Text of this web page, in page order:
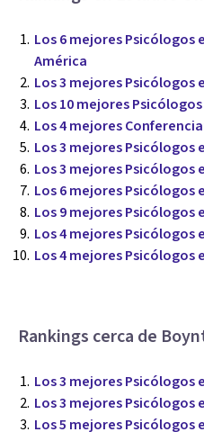
Los 6 mejores Psicólogos
América
Los 3 mejores Psicólogos
Los 10 mejores
Los 4 mejores
Los 3 mejores Psicólogos
Los 3 mejores Psicólogos
Los 6 mejores Psicólogos
Los 9 mejores Psicólogos
Los 4 mejores Psicólogos
Los 4 mejores Psicólogos
Rankings cerca de
Los 3 mejores Psicólogos
Los 3 mejores Psicólogos
Los 5 mejores Psicólogos